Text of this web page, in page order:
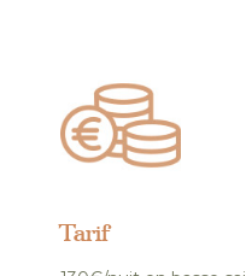
Tarif